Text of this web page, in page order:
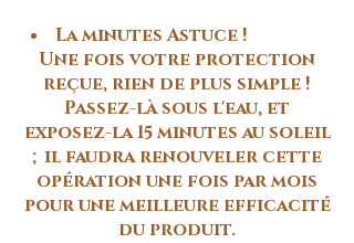
La minutes Astuce !
Une fois votre protection
reçue, rien de plus simple !
Passez-là sous l'eau, et
exposez-la 15 minutes au soleil
; il faudra renouveler cette
opération une fois par mois
pour une meilleure efficacité
du produit.